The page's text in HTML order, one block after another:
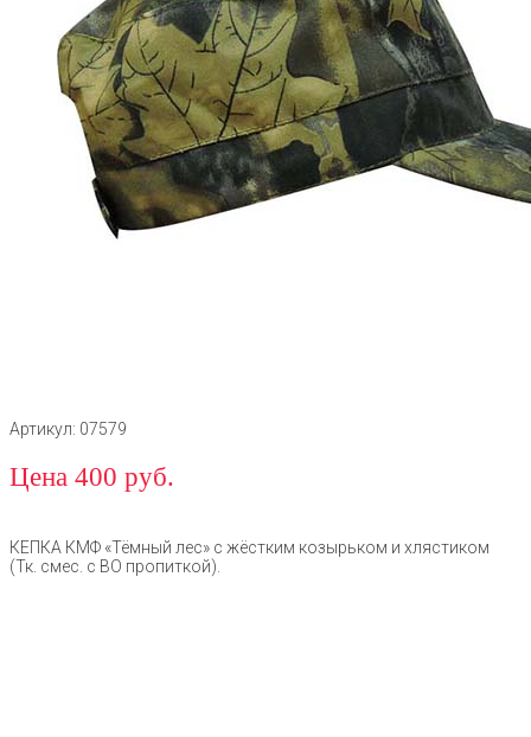
Артикул: 07579
Цена 400 руб.
КЕПКА КМФ «Тёмный лес» с жёстким козырьком и хлястиком
(Тк. смес. с ВО пропиткой).